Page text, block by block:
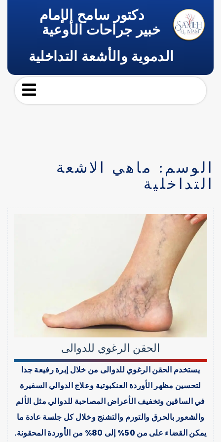
دكتور سامح الإمام
خبير جراحات الأوعية
الدموية والأشعة التداخلية
الوسم:
ماهي الاشعة
التداخلية
الحقن الرغوي للدوالى
يستخدم الحقن الرغوي للدوالى من خلال إبرة رفيعة جدا
لتحسين مظهر الأوردة العنكبوتية وعلاج الدوالي السفيرة
في الساقين وتخفيف الأعراض المصاحبة للدوالي مثل الألم
والشعور بالحرق والتورم والتشنج وخلال كل جلسة عادة ما
يمكن القضاء على من 50% إلى 80% من الأوردة المحقونة.